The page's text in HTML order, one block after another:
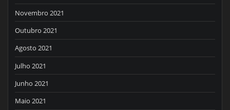
Novembro 2021
Outubro 2021
Agosto 2021
Julho 2021
Junho 2021
Maio 2021